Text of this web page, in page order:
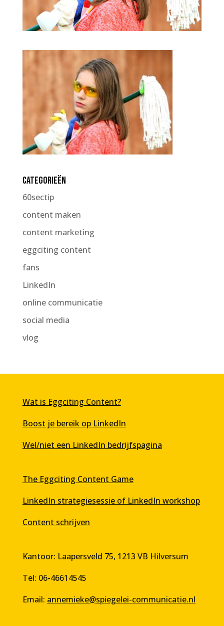
Categorieën
60sectip
content maken
content marketing
eggciting content
fans
LinkedIn
online communicatie
social media
vlog
Wat is Eggciting Content?
Boost je bereik op LinkedIn
Wel/niet een LinkedIn bedrijfspagina
The Eggciting Content Game
LinkedIn strategiesessie of LinkedIn workshop
Content schrijven
Kantoor: Laapersveld 75, 1213 VB Hilversum
Tel: 06-46614545
Email: annemieke@spiegelei-communicatie.nl